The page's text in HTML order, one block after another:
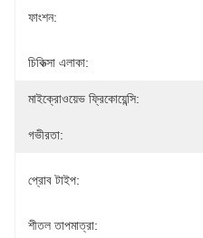
ফাংশন:
চিকিত্সা এলাকা:
মাইক্রোওয়েভ ফ্রিকোয়েন্সি:
গভীরতা:
প্রোব টাইপ:
শীতল তাপমাত্রা: